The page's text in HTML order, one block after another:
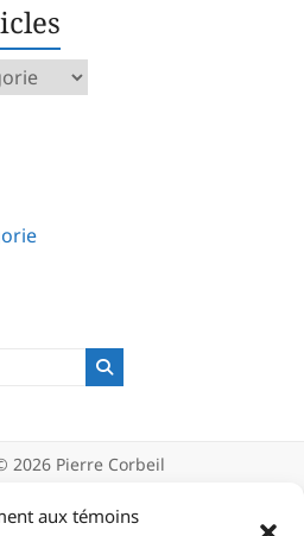
aux témoins
2026 Pierre Corbeil
(cookies)